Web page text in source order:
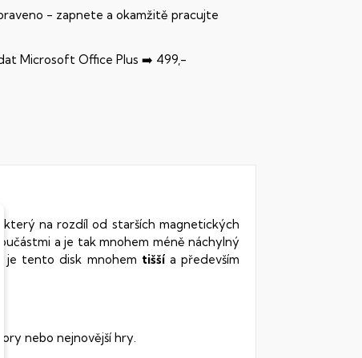
- zapnete a okamžitě pracujte
Microsoft Office Plus ➡️ 499,-
na rozdíl od starších magnetických
a je tak mnohem méně náchylný
je tento disk mnohem tišší a především
nebo nejnovější hry.